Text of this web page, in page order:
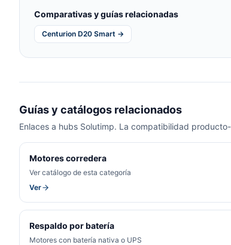
Comparativas y guías relacionadas
Centurion D20 Smart →
Guías y catálogos relacionados
Enlaces a hubs Solutimp. La compatibilidad
Motores corredera
Ver catálogo de esta categoría
Ver
Respaldo por batería
Motores con batería nativa o UPS